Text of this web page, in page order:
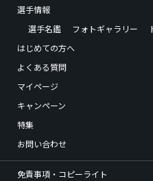
選手情報
選手名鑑
フォトギャラリー
はじめての方へ
よくある質問
マイページ
キャンペーン
特集
お問い合わせ
免責事項・コピーライト